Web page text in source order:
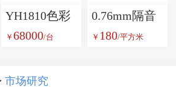
YH1810色彩
雾度透过率
￥ 68000/台
0.76mm隔音
PVB中间膜
￥ 180/平方米
市场研究